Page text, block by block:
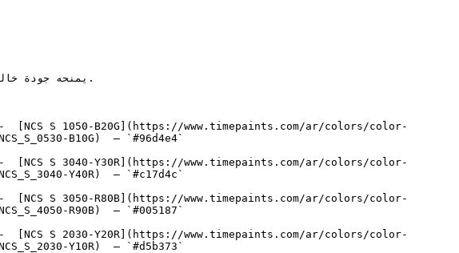
[NCS S 1050-B20G](https://www.timepaints.com/ar/colors/color-
B10G)  — `#96d4e4`
[NCS S 3040-Y30R](https://www.timepaints.com/ar/colors/color-
Y40R)  — `#c17d4c`
[NCS S 3050-R80B](https://www.timepaints.com/ar/colors/color-
R90B)  — `#005187`
[NCS S 2030-Y20R](https://www.timepaints.com/ar/colors/color-
Y10R)  — `#d5b373`